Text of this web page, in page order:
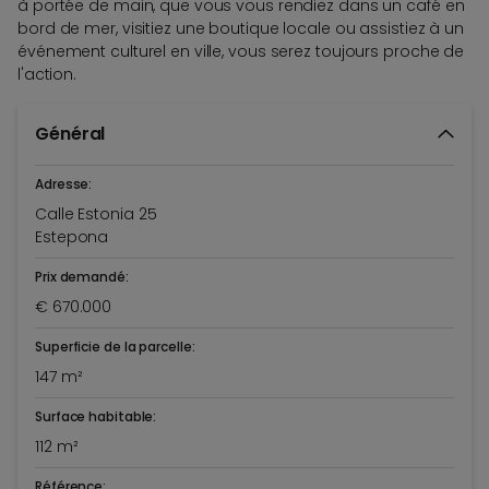
à portée de main, que vous vous rendiez dans un café en
bord de mer, visitiez une boutique locale ou assistiez à un
événement culturel en ville, vous serez toujours proche de
l'action.
Général
Adresse:
Calle Estonia 25
Estepona
Prix demandé:
€ 670.000
Superficie de la parcelle:
147 m²
Surface habitable:
112 m²